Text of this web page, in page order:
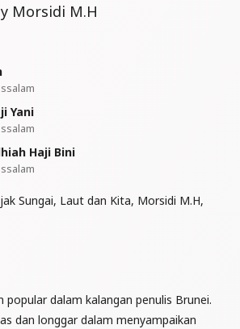
Morsidi M.H
Yani
Haji Bini
Sungai, Laut dan Kita, Morsidi M.H,
popular dalam kalangan penulis Brunei.
dan longgar dalam menyampaikan